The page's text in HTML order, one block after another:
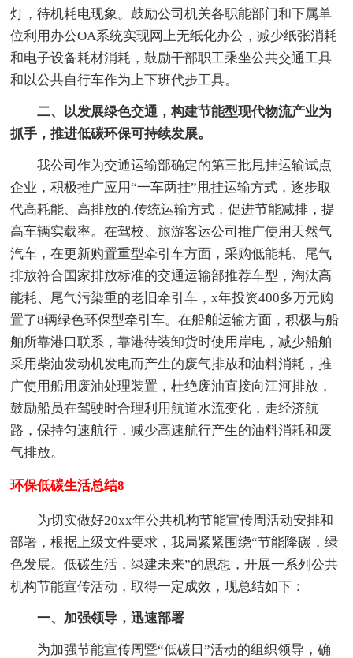
灯，待机耗电现象。鼓励公司机关各职能部门和下属单
位利用办公OA系统实现网上无纸化办公，减少纸张消耗
和电子设备耗材消耗，鼓励干部职工乘坐公共交通工具
和以公共自行车作为上下班代步工具。
二、以发展绿色交通，构建节能型现代物流产业为
抓手，推进低碳环保可持续发展。
我公司作为交通运输部确定的第三批甩挂运输试点
企业，积极推广应用“一车两挂”甩挂运输方式，逐步取
代高耗能、高排放的.传统运输方式，促进节能减排，提
高车辆实载率。在驾校、旅游客运公司推广使用天然气
汽车，在更新购置重型牵引车方面，采购低能耗、尾气
排放符合国家排放标准的交通运输部推荐车型，淘汰高
能耗、尾气污染重的老旧牵引车，x年投资400多万元购
置了8辆绿色环保型牵引车。在船舶运输方面，积极与船
舶所靠港口联系，靠港待装卸货时使用岸电，减少船舶
采用柴油发动机发电而产生的废气排放和油料消耗，推
广使用船用废油处理装置，杜绝废油直接向江河排放，
鼓励船员在驾驶时合理利用航道水流变化，走经济航
路，保持匀速航行，减少高速航行产生的油料消耗和废
气排放。
环保低碳生活总结8
为切实做好20xx年公共机构节能宣传周活动安排和
部署，根据上级文件要求，我局紧紧围绕“节能降碳，绿
色发展。低碳生活，绿建未来”的思想，开展一系列公共
机构节能宣传活动，取得一定成效，现总结如下：
一、加强领导，迅速部署
为加强节能宣传周暨“低碳日”活动的组织领导，确